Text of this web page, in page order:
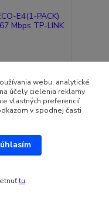
PACK) 2.4
webu, analytické
účely cielenia reklamy
vlastných preferencií
v spodnej časti
tu.